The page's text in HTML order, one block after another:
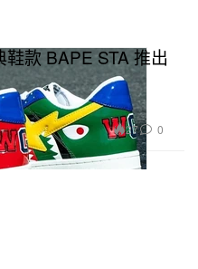
款 BAPE STA 推出
27 0